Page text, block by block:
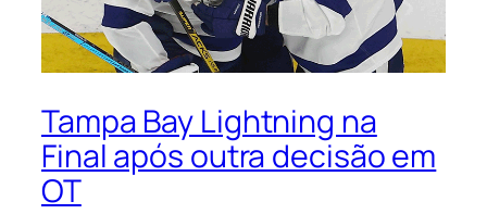
Tampa Bay Lightning na
Final após outra decisão em
OT